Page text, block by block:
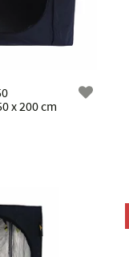
x 200 cm